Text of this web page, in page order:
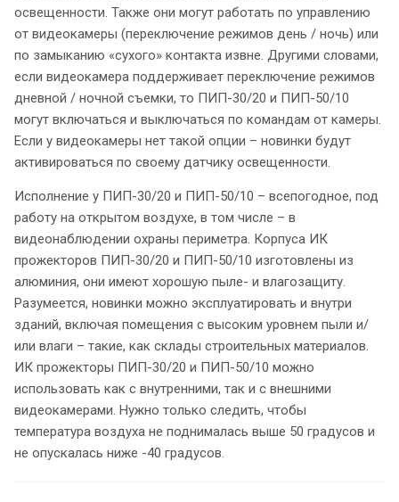
освещенности. Также они могут работать по управлению
от видеокамеры (переключение режимов день / ночь) или
по замыканию «сухого» контакта извне. Другими словами,
если видеокамера поддерживает переключение режимов
дневной / ночной съемки, то ПИП-30/20 и ПИП-50/10
могут включаться и выключаться по командам от камеры.
Если у видеокамеры нет такой опции – новинки будут
активироваться по своему датчику освещенности.
Исполнение у ПИП-30/20 и ПИП-50/10 – всепогодное, под
работу на открытом воздухе, в том числе – в
видеонаблюдении охраны периметра. Корпуса ИК
прожекторов ПИП-30/20 и ПИП-50/10 изготовлены из
алюминия, они имеют хорошую пыле- и влагозащиту.
Разумеется, новинки можно эксплуатировать и внутри
зданий, включая помещения с высоким уровнем пыли и/
или влаги – такие, как склады строительных материалов.
ИК прожекторы ПИП-30/20 и ПИП-50/10 можно
использовать как с внутренними, так и с внешними
видеокамерами. Нужно только следить, чтобы
температура воздуха не поднималась выше 50 градусов и
не опускалась ниже -40 градусов.